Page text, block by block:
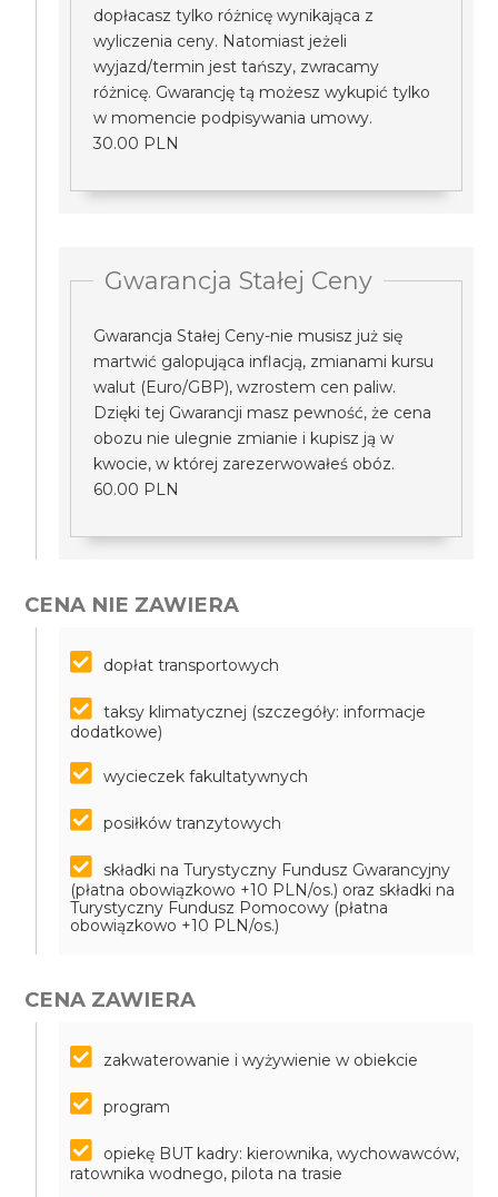
dopłacasz tylko różnicę wynikająca z
wyliczenia ceny. Natomiast jeżeli
wyjazd/termin jest tańszy, zwracamy
różnicę. Gwarancję tą możesz wykupić tylko
w momencie podpisywania umowy.
30.00 PLN
Gwarancja Stałej Ceny
Gwarancja Stałej Ceny-nie musisz już się
martwić galopująca inflacją, zmianami kursu
walut (Euro/GBP), wzrostem cen paliw.
Dzięki tej Gwarancji masz pewność, że cena
obozu nie ulegnie zmianie i kupisz ją w
kwocie, w której zarezerwowałeś obóz.
60.00 PLN
CENA NIE ZAWIERA
dopłat transportowych
taksy klimatycznej (szczegóły: informacje
dodatkowe)
wycieczek fakultatywnych
posiłków tranzytowych
składki na Turystyczny Fundusz Gwarancyjny
(płatna obowiązkowo +10 PLN/os.) oraz składki na
Turystyczny Fundusz Pomocowy (płatna
obowiązkowo +10 PLN/os.)
CENA ZAWIERA
zakwaterowanie i wyżywienie w obiekcie
program
opiekę BUT kadry: kierownika, wychowawców,
ratownika wodnego, pilota na trasie